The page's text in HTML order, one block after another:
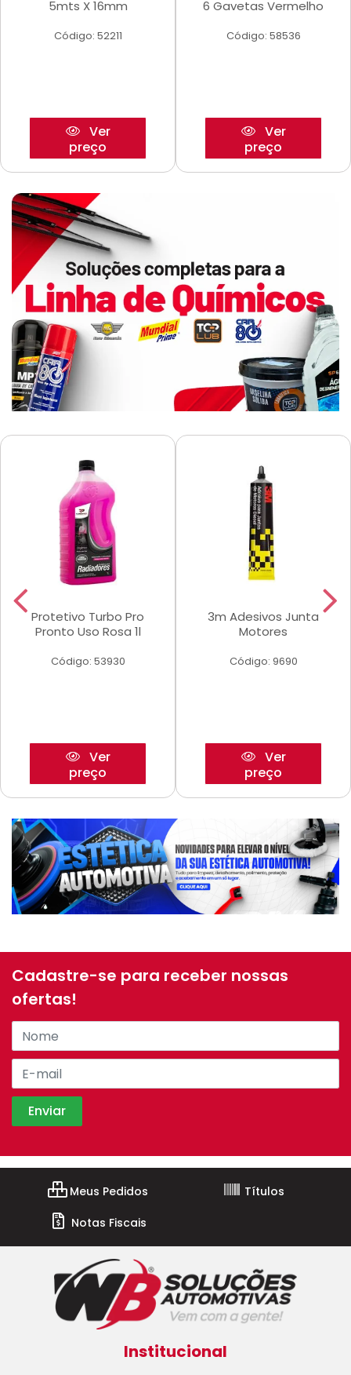
5mts X 16mm
Código: 52211
Ver
preço
6 Gavetas Vermelho
Código: 58536
Ver
preço
Protetivo Turbo Pro
Pronto Uso Rosa 1l
Código: 53930
Ver
preço
3m Adesivos Junta
Motores
Código: 9690
Ver
preço
Cadastre-se para receber nossas
ofertas!
Meus Pedidos
Títulos
Notas Fiscais
Institucional